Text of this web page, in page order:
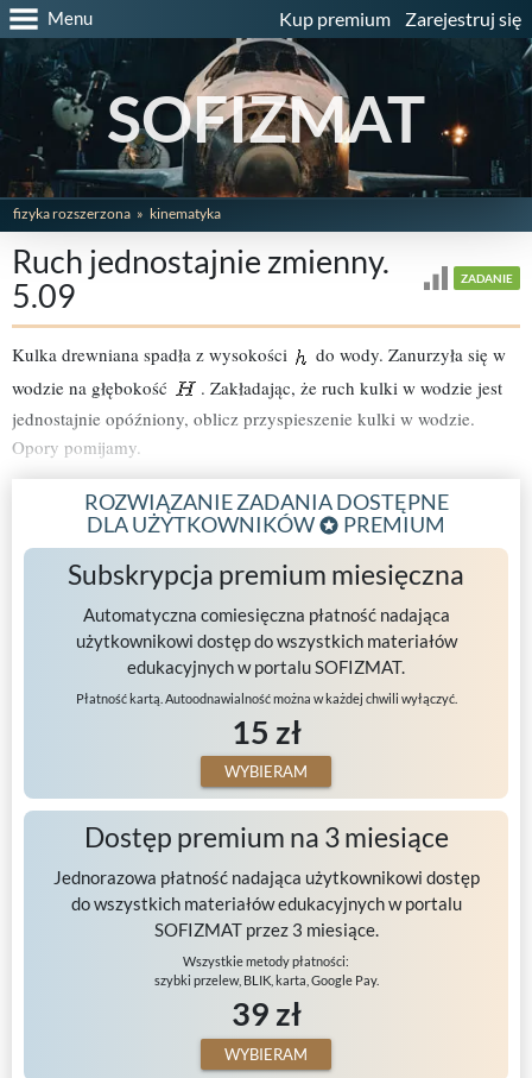
Menu Kup premium Zarejestruj się
SOFIZMAT
fizyka rozszerzona kinematyka
Ruch jednostajnie zmienny.
5.09
ZADANIE
Kulka drewniana spadła z wysokości
do wody. Zanurzyła się w
wodzie na głębokość
. Zakładając, że ruch kulki w wodzie jest
jednostajnie opóźniony, oblicz przyspieszenie kulki w wodzie.
Opory pomijamy.
ROZWIĄZANIE ZADANIA DOSTĘPNE
DLA UŻYTKOWNIKÓW
PREMIUM
Subskrypcja premium miesięczna
Automatyczna comiesięczna płatność nadająca
użytkownikowi dostęp do wszystkich materiałów
edukacyjnych w portalu SOFIZMAT.
Płatność kartą. Autoodnawialność można w każdej chwili wyłączyć.
15 zł
WYBIERAM
Dostęp premium na 3 miesiące
Jednorazowa płatność nadająca użytkownikowi dostęp
do wszystkich materiałów edukacyjnych w portalu
SOFIZMAT przez 3 miesiące.
Wszystkie metody płatności:
szybki przelew, BLIK, karta, Google Pay.
39 zł
WYBIERAM